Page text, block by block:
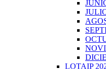
LOTAIP